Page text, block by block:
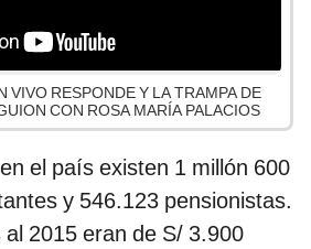
VIVO RESPONDE Y LA TRAMPA DE
CON ROSA MARÍA PALACIOS
el país existen 1 millón 600
y 546.123 pensionistas.
2015 eran de S/ 3.900